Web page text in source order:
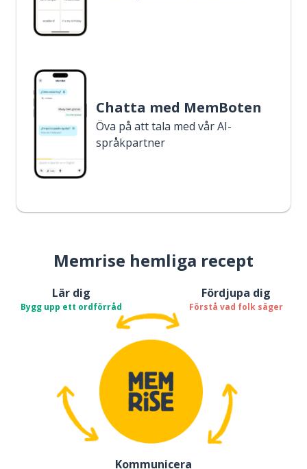
Chatta med MemBoten
Öva på att tala med vår AI-
språkpartner
Memrise hemliga recept
Lär dig
Bygg upp ett ordförråd
Fördjupa dig
Förstå vad folk säger
Kommunicera